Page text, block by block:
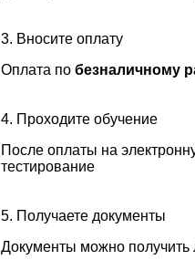
3. Вносите оплату
Оплата побезналичному
4. Проходите обучение
После оплаты на
тестирование
5. Получаете документы
Документы можно